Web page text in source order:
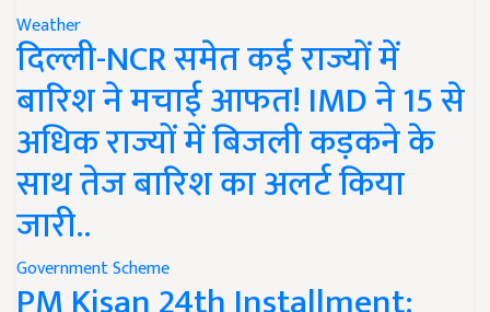
Weather
दिल्ली-NCR समेत कई राज्यों में
बारिश ने मचाई आफत! IMD ने 15 से
अधिक राज्यों में बिजली कड़कने के
साथ तेज बारिश का अलर्ट किया
जारी..
Government Scheme